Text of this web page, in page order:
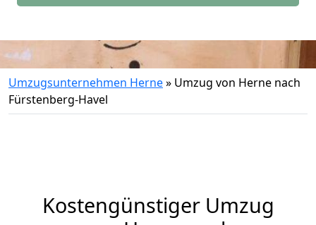
Umzugsunternehmen Herne» Umzug von Herne nach
Fürstenberg-Havel
Kostengünstiger Umzug